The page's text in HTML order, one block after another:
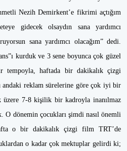
Nezih Demirkent’e fikrimi açtığım
gidecek olsaydın sana yardımcı
sana yardımcı olacağım” dedi.
kurduk ve 3 sene boyunca çok güzel
tempoyla, haftada bir dakikalık çizgi
andaki reklam sürelerine göre çok iyi bir
üzere 7-8 kişilik bir kadroyla inanılmaz
O dönemin çocukları şimdi nasıl önemli
o bir dakikalık çizgi film TRT’de
o kadar çok mektuplar gelirdi ki;